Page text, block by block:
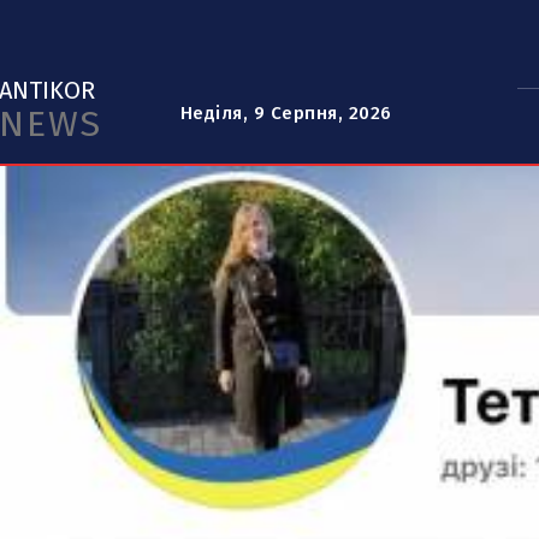
ANTIKOR
NEWS Неділя, 9 Серпня, 2026